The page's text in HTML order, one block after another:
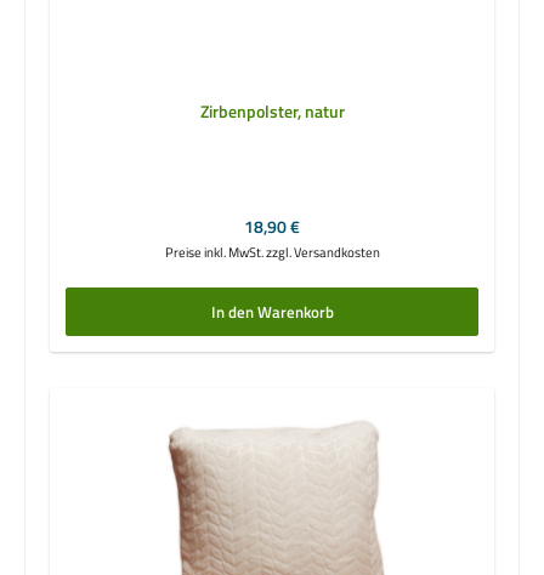
Zirbenpolster, natur
Regulärer Preis:
18,90 €
Preise inkl. MwSt. zzgl. Versandkosten
In den Warenkorb